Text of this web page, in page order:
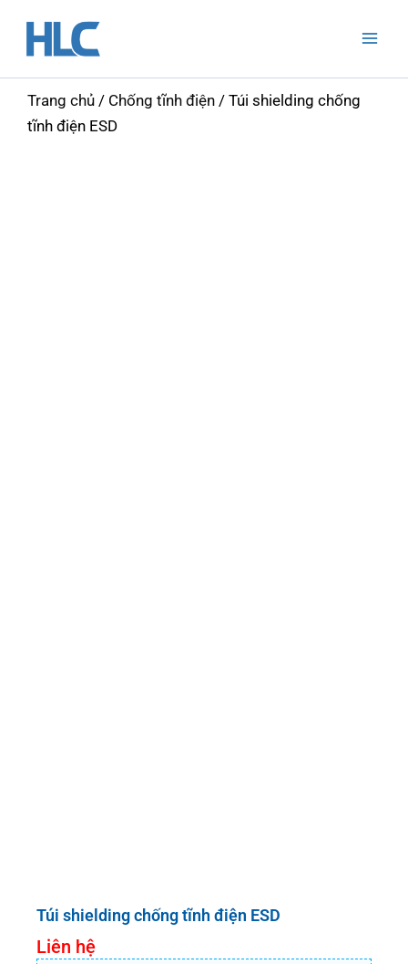
Trang chủ / Chống tĩnh điện / Túi shielding chống
tĩnh điện ESD
Túi shielding chống tĩnh điện ESD
Liên hệ